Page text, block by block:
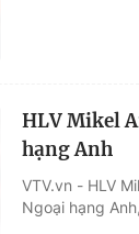
HLV Mikel
hạng Anh
VTV.vn - HLV
Ngoại hạng